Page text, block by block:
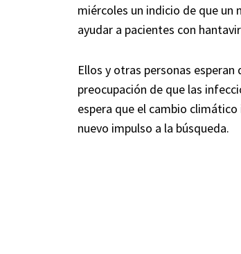
miércoles un indicio de que
ayudar a pacientes con
Ellos y otras personas
preocupación de que las
espera que el cambio
nuevo impulso a la búsqueda.